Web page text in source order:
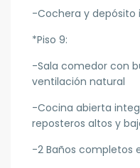
-Cochera y depósito
*Piso 9:
-Sala comedor con
ventilación natural
-Cocina abierta
reposteros altos y
-2 Baños completos